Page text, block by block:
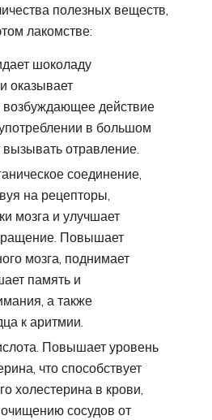
полезных веществ,
лакомстве:
шоколаду
оказывает
действие
в большом
отравление.
соединение,
на рецепторы,
мозга и улучшает
Повышает
мозга, поднимает
память и
а также
к аритмии.
Повышает уровень
что способствует
холестерина в крови,
очищению сосудов от